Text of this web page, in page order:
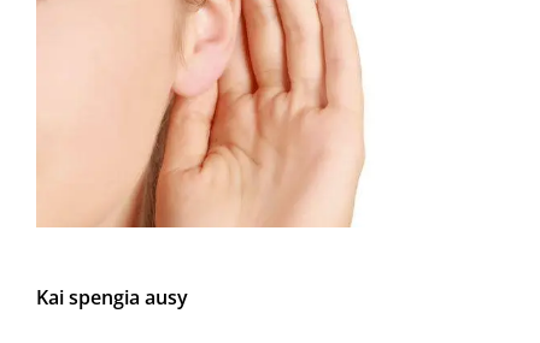
Kai spengia ausy